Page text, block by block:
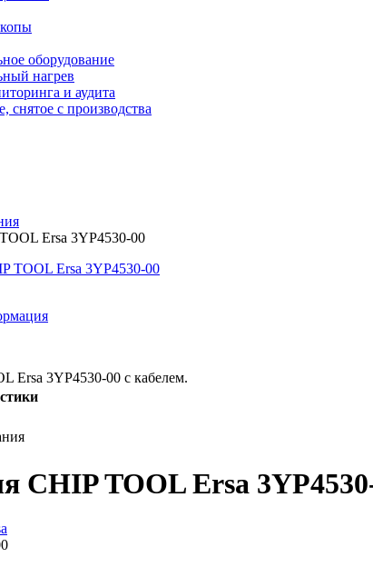
оборудование
нагрев
и аудита
снятое с производства
Ersa 3YP4530-00
Ersa 3YP4530-00 с кабелем.
CHIP TOOL Ersa